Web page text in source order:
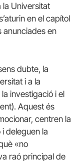
la Universitat
en el capítol
anunciades en
dubte, la
i a la
investigació i el
Aquest és
centren la
deleguen la
«no
raó principal de